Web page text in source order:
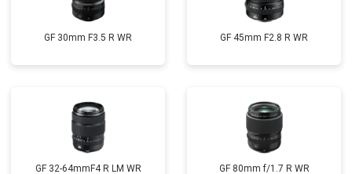
GF 30mm F3.5 R WR GF 45mm F2.8 R WR
GF 32-64mmF4 R LM WR GF 80mm f/1.7 R WR